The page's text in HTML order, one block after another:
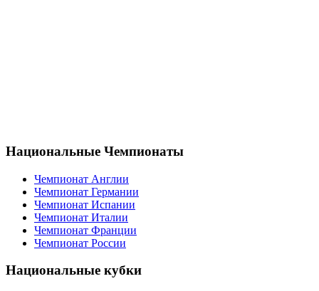
Национальные Чемпионаты
Чемпионат Англии
Чемпионат Германии
Чемпионат Испании
Чемпионат Италии
Чемпионат Франции
Чемпионат России
Национальные кубки